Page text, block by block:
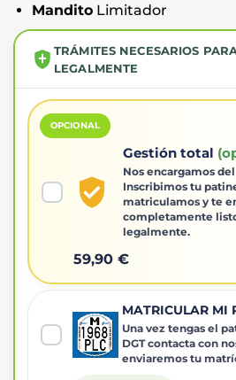
ManditoLimitador
TRÁMITES NECESARIOS
LEGALMENTE
OPCIONAL
Gestión total
Nos encargamos
Inscribimos tu
matriculamos y te
completamente
legalmente.
59,90 €
MATRICULAR MI
Una vez tengas el
DGT contacta con
enviaremos tu